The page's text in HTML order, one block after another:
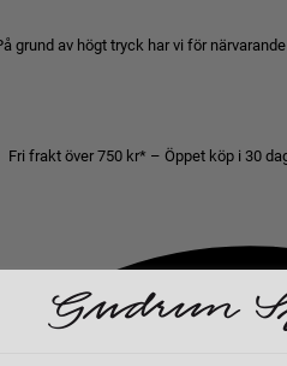
grund av högt tryck har vi för
Fri frakt över 750 kr* – Öppet köp i 30